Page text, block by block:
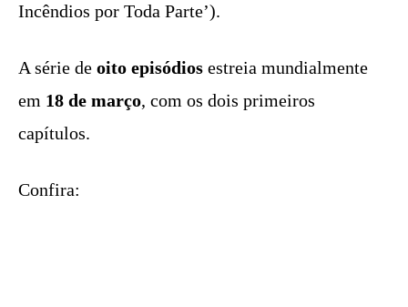
Incêndios por Toda Parte’).
A série de oito episódios estreia mundialmente
em 18 de março, com os dois primeiros
capítulos.
Confira: